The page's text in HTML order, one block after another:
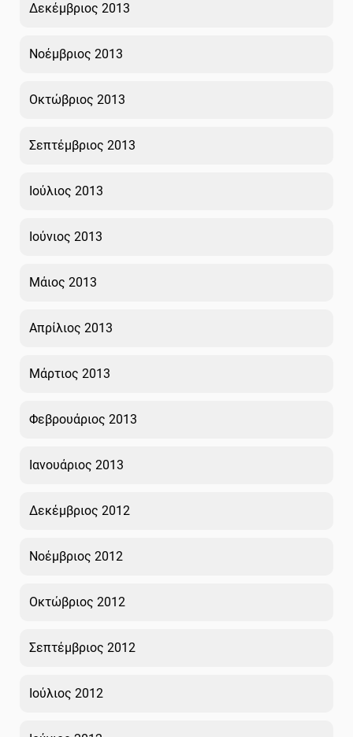
Δεκέμβριος 2013
Νοέμβριος 2013
Οκτώβριος 2013
Σεπτέμβριος 2013
Ιούλιος 2013
Ιούνιος 2013
Μάιος 2013
Απρίλιος 2013
Μάρτιος 2013
Φεβρουάριος 2013
Ιανουάριος 2013
Δεκέμβριος 2012
Νοέμβριος 2012
Οκτώβριος 2012
Σεπτέμβριος 2012
Ιούλιος 2012